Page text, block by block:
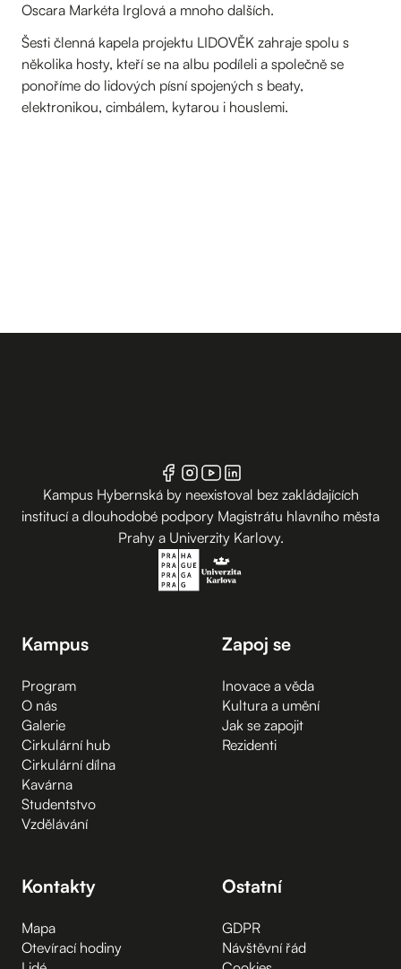
Oscara Markéta Irglová a mnoho dalších.
Šesti členná kapela projektu LIDOVĚK zahraje spolu s
několika hosty, kteří se na albu podíleli a společně se
ponoříme do lidových písní spojených s beaty,
elektronikou, cimbálem, kytarou i houslemi.
Kampus Hybernská by neexistoval bez zakládajících
institucí a dlouhodobé podpory Magistrátu hlavního města
Prahy a Univerzity Karlovy.
Kampus
Program
O nás
Galerie
Cirkulární hub
Cirkulární dílna
Kavárna
Studentstvo
Vzdělávání
Zapoj se
Inovace a věda
Kultura a umění
Jak se zapojit
Rezidenti
Kontakty
Mapa
Otevírací hodiny
Ostatní
GDPR
Návštěvní řád